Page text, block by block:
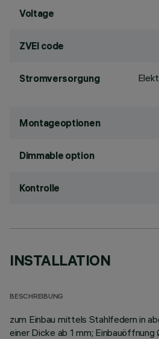
Voltage
ZVEI code
Stromversorgung
Montageoptionen
Dimmable option
Kontrolle
INSTALLATION
BESCHREIBUNG
zum Einbau mittels Stahlfedern in
einer Dicke ab 1 mm; Einbauöffnung